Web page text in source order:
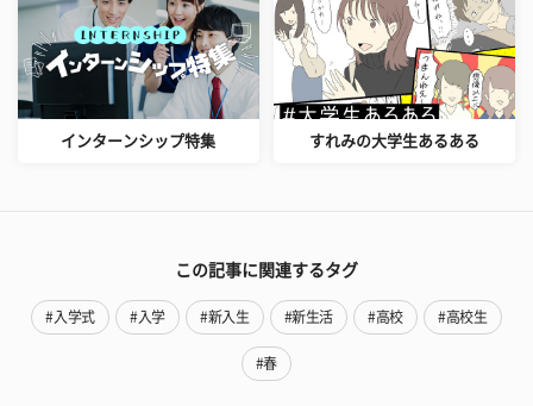
インターンシップ特集 すれみの大学生あるある
この記事に関連するタグ
#入学式 #入学 #新入生 #新生活 #高校 #高校生
#春